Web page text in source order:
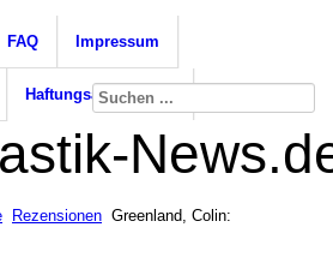
FAQ Impressum
Haftungsausschluss
Rezensionen Greenland, Colin: